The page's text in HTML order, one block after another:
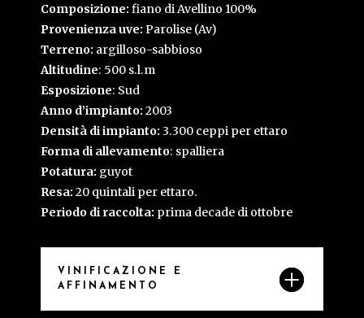
Composizione: fiano di Avellino 100%
Provenienzauve: Parolise (Av)
Terreno: argilloso-sabbioso
Altitudine: 500 s.l.m
Esposizione: Sud
Anno d’impianto: 2003
Densità di impianto: 3.300 ceppi per ettaro
Forma di allevamento: spalliera
Potatura: guyot
Resa: 20 quintali per ettaro.
Periodo di raccolta: prima decade di ottobre
VINIFICAZIONE E
AFFINAMENTO